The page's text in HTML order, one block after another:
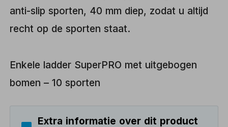
anti-slip sporten, 40 mm diep, zodat u altijd
recht op de sporten staat.
Enkele ladder SuperPRO met uitgebogen
bomen – 10 sporten
Extra informatie over dit product